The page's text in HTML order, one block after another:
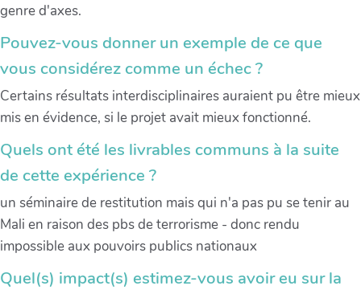
genre d'axes.
Pouvez-vous donner un exemple de ce que
vous considérez comme un échec ?
Certains résultats interdisciplinaires auraient pu être mieux
mis en évidence, si le projet avait mieux fonctionné.
Quels ont été les livrables communs à la suite
de cette expérience ?
un séminaire de restitution mais qui n'a pas pu se tenir au
Mali en raison des pbs de terrorisme - donc rendu
impossible aux pouvoirs publics nationaux
Quel(s) impact(s) estimez-vous avoir eu sur la